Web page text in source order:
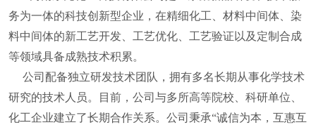
务为一体的科技创新型企业，在精细化工、材料中间体、染
料中间体的新工艺开发、工艺优化、工艺验证以及定制合成
等领域具备成熟技术积累。
公司配备独立研发技术团队，拥有多名长期从事化学技术
研究的技术人员。目前，公司与多所高等院校、科研单位、
化工企业建立了长期合作关系。公司秉承“诚信为本，互惠互